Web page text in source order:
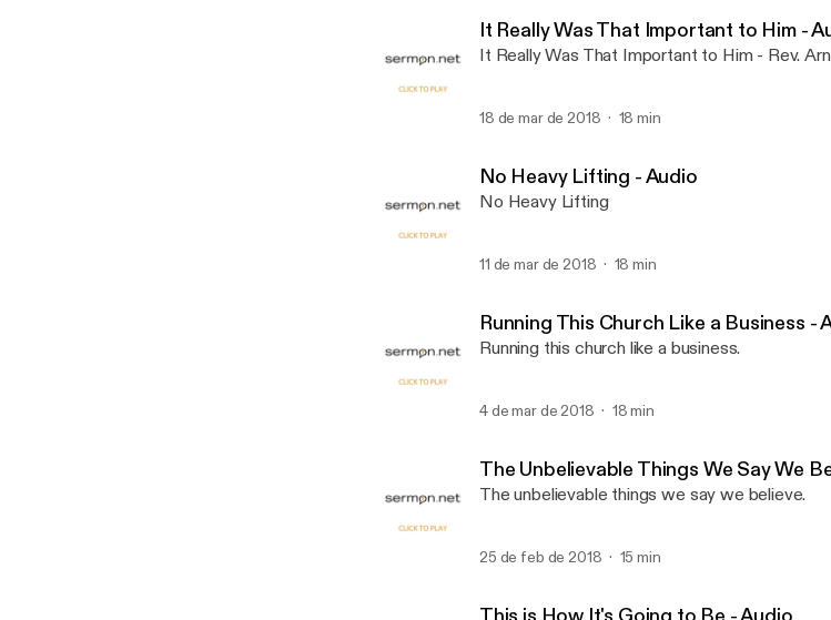
It Really Was That Important to Him -
It Really Was That Important to Him - Rev.
18 de mar de 2018 18 min
No Heavy Lifting - Audio
No Heavy Lifting
11 de mar de 2018 18 min
Running This Church Like a Business -
Running this church like a business.
4 de mar de 2018 18 min
The Unbelievable Things We Say We
The unbelievable things we say we believe.
25 de feb de 2018 15 min